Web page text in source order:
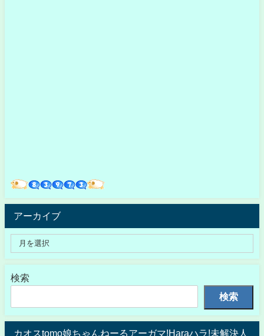
アーカイブ
検索
検索
カオスtomo娘ちゃんねーるアーガマ!Haraハラ!未解決人